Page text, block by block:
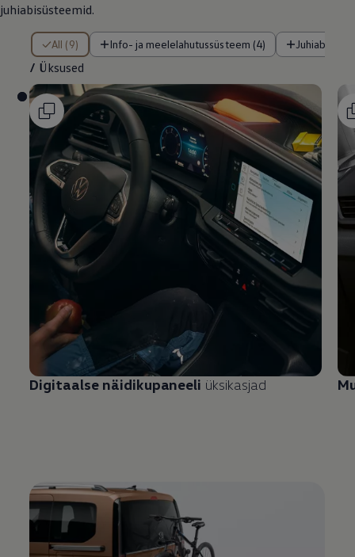
juhiabisüsteemid.
All (9) Info- ja meelelahutussüsteem (4)
/ Üksused
/ Üksused
Digitaalse näidikupaneeli üksikasjad